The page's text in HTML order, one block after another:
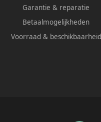
Garantie & reparatie
Betaalmogelijkheden
Voorraad & beschikbaarheid